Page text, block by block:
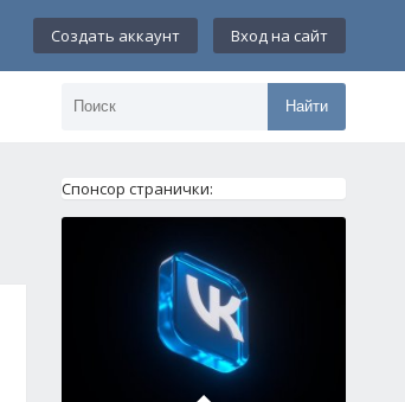
Создать аккаунт Вход на сайт
Найти
Спонсор странички: